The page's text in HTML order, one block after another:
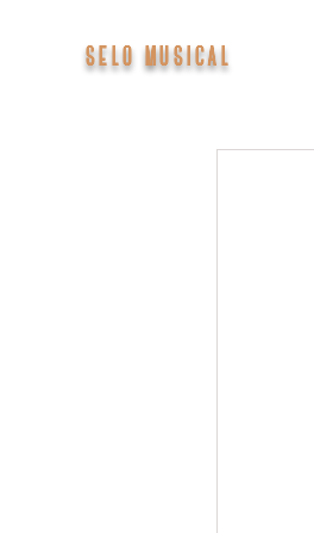
SELO MUSICAL